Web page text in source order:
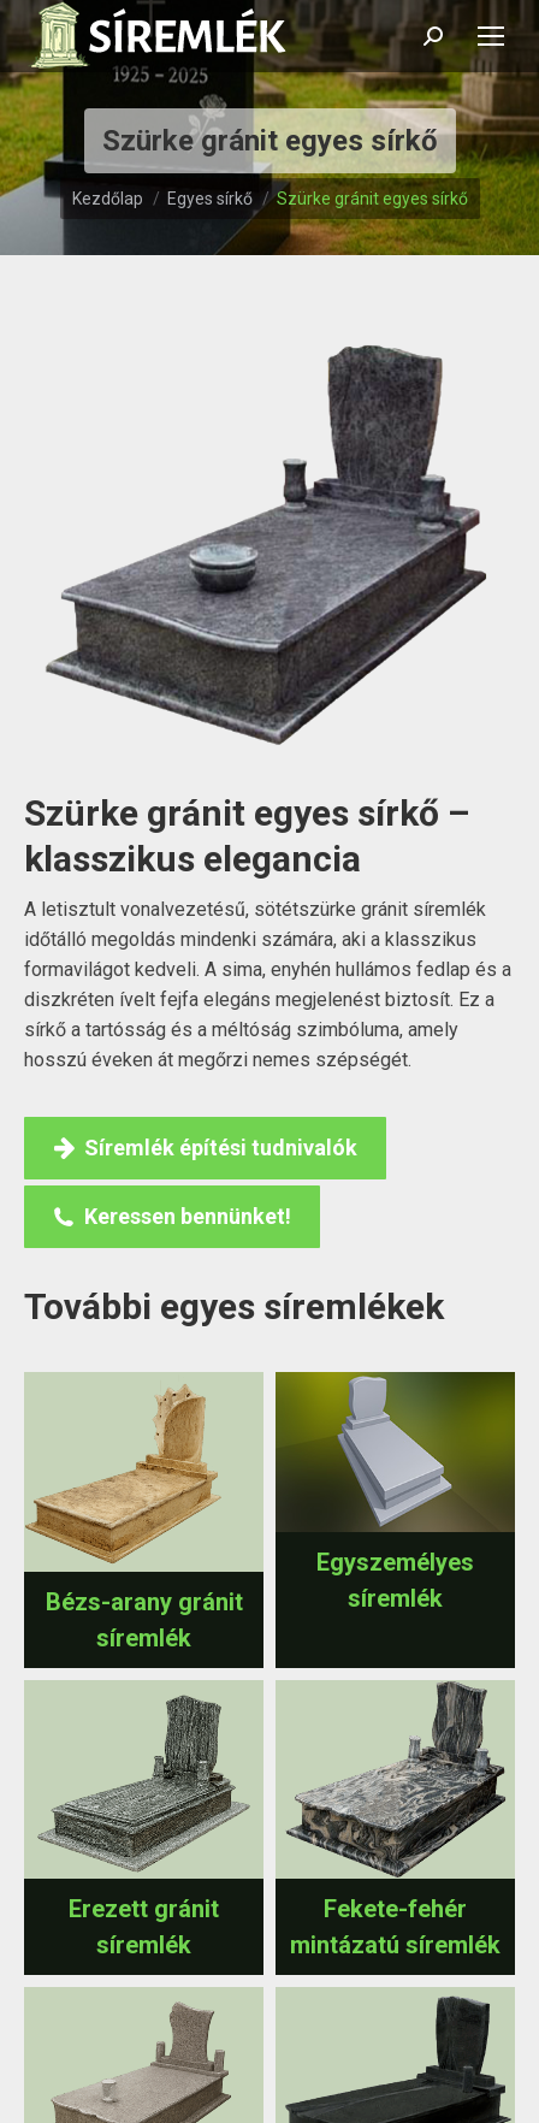
Search:
Szürke gránit egyes sírkő
Itt vagy:
Kezdőlap Egyes sírkő Szürke gránit egyes sírkő
Szürke gránit egyes sírkő –
klasszikus elegancia
A letisztult vonalvezetésű, sötétszürke gránit síremlék
időtálló megoldás mindenki számára, aki a klasszikus
formavilágot kedveli. A sima, enyhén hullámos fedlap és a
diszkréten ívelt fejfa elegáns megjelenést biztosít. Ez a
sírkő a tartósság és a méltóság szimbóluma, amely
hosszú éveken át megőrzi nemes szépségét.
Síremlék építési tudnivalók
Keressen bennünket!
További egyes síremlékek
Bézs-arany gránit
síremlék
Egyszemélyes
síremlék
Erezett gránit
síremlék
Fekete-fehér
mintázatú síremlék